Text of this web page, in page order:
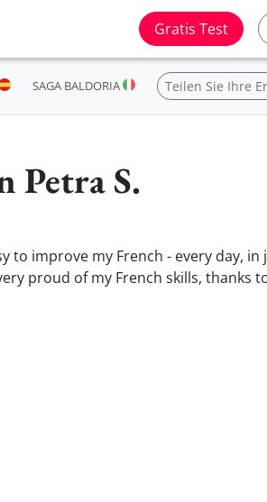
Gratis Test
SAGA BALDORIA Teilen Sie Ihre
Petra S.
to improve my French - every day, in
proud of my French skills, thanks